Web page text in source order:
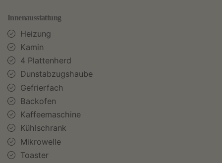
Innenausstattung
Heizung
Kamin
4 Plattenherd
Dunstabzugshaube
Gefrierfach
Backofen
Kaffeemaschine
Kühlschrank
Mikrowelle
Toaster